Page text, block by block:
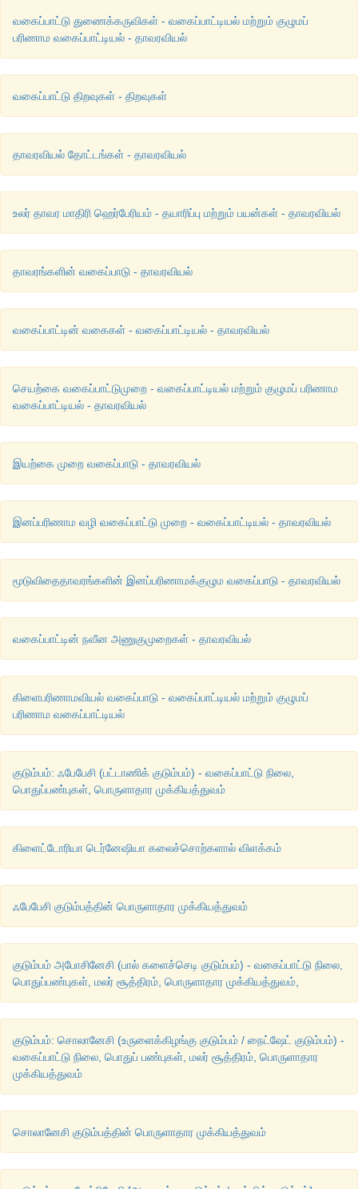
வகைப்பாட்டு துணைக்கருவிகள் - வகைப்பாட்டியல் மற்றும் குழுமப்
பரிணாம வகைப்பாட்டியல் - தாவரவியல்
வகைப்பாட்டு திறவுகள் - திறவுகள்
தாவரவியல் தோட்டங்கள் - தாவரவியல்
உலர் தாவர மாதிரி ஹெர்பேரியம் - தயாரிப்பு மற்றும் பயன்கள் - தாவரவியல்
தாவரங்களின் வகைப்பாடு - தாவரவியல்
வகைப்பாட்டின் வகைகள் - வகைப்பாட்டியல் - தாவரவியல்
செயற்கை வகைப்பாட்டுமுறை - வகைப்பாட்டியல் மற்றும் குழுமப் பரிணாம
வகைப்பாட்டியல் - தாவரவியல்
இயற்கை முறை வகைப்பாடு - தாவரவியல்
இனப்பரிணாம வழி வகைப்பாட்டு முறை - வகைப்பாட்டியல் - தாவரவியல்
மூடுவிதைதாவரங்களின் இனப்பரிணாமக்குழும வகைப்பாடு - தாவரவியல்
வகைப்பாட்டின் நவீன அணுகுமுறைகள் - தாவரவியல்
கிளைபரிணாமவியல் வகைப்பாடு - வகைப்பாட்டியல் மற்றும் குழுமப்
பரிணாம வகைப்பாட்டியல்
குடும்பம்: ஃபேபேசி (பட்டாணிக் குடும்பம்) - வகைப்பாட்டு நிலை,
பொதுப்பண்புகள், பொருளாதார முக்கியத்துவம்
கிளைட்டோரியா டெர்னேஷியா கலைச்சொற்களால் விளக்கம்
ஃபேபேசி குடும்பத்தின் பொருளாதார முக்கியத்துவம்
குடும்பம் அபோசினேசி (பால் களைச்செடி குடும்பம்) - வகைப்பாட்டு நிலை,
பொதுப்பண்புகள், மலர் சூத்திரம், பொருளாதார முக்கியத்துவம்,
குடும்பம்: சொலானேசி (உருளைக்கிழங்கு குடும்பம் / நைட்ஷேட் குடும்பம்) -
வகைப்பாட்டு நிலை, பொதுப் பண்புகள், மலர் சூத்திரம், பொருளாதார
முக்கியத்துவம்
சொலானேசி குடும்பத்தின் பொருளாதார முக்கியத்துவம்